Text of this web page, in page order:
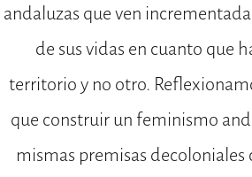
andaluzas que ven
de sus vidas en cuanto que
territorio y no otro.
que construir un feminismo
mismas premisas decoloniales